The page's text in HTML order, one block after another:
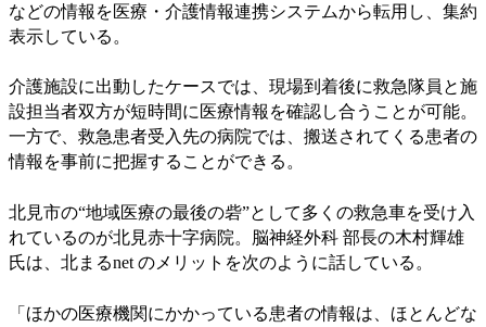
などの情報を医療・介護情報連携システムから転用し、集約
表示している。
介護施設に出動したケースでは、現場到着後に救急隊員と施
設担当者双方が短時間に医療情報を確認し合うことが可能。
一方で、救急患者受入先の病院では、搬送されてくる患者の
情報を事前に把握することができる。
北見市の“地域医療の最後の砦”として多くの救急車を受け入
れているのが北見赤十字病院。脳神経外科 部長の木村輝雄
氏は、北まるnet のメリットを次のように話している。
「ほかの医療機関にかかっている患者の情報は、ほとんどな